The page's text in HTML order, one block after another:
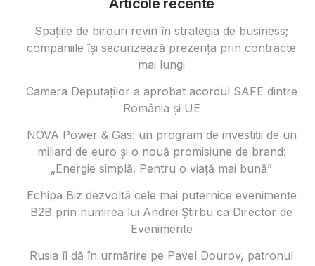
Articole recente
Spațiile de birouri revin în strategia de business;
companiile își securizează prezența prin contracte
mai lungi
Camera Deputaților a aprobat acordul SAFE dintre
România și UE
NOVA Power & Gas: un program de investiții de un
miliard de euro și o nouă promisiune de brand:
„Energie simplă. Pentru o viață mai bună”
Echipa Biz dezvoltă cele mai puternice evenimente
B2B prin numirea lui Andrei Știrbu ca Director de
Evenimente
Rusia îl dă în urmărire pe Pavel Dourov, patronul